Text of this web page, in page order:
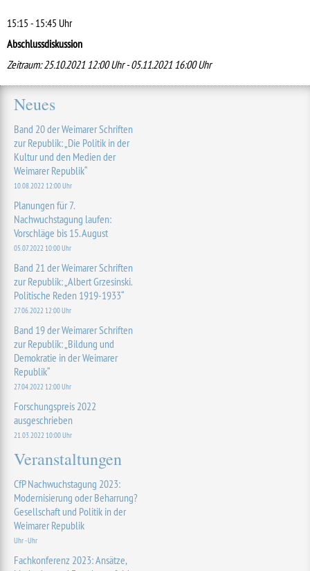
15:15 - 15:45 Uhr
Abschlussdiskussion
Zeitraum: 25.10.2021 12:00 Uhr - 05.11.2021 16:00 Uhr
Neues
Band 20 der Weimarer Schriften
zur Republik: „Die Politik in der
Kultur und den Medien der
Weimarer Republik“
10.08.2022 12:00 Uhr
Planungen für 7.
Nachwuchstagung laufen:
Vorschläge bis 15. August
05.07.2022 10:00 Uhr
Band 21 der Weimarer Schriften
zur Republik: „Albert Grzesinski.
Politische Reden 1919-1933“
27.06.2022 12:00 Uhr
Band 19 der Weimarer Schriften
zur Republik: „Bildung und
Demokratie in der Weimarer
Republik“
27.04.2022 12:00 Uhr
Forschungspreis 2022
ausgeschrieben
21.03.2022 10:00 Uhr
Veranstaltungen
CfP Nachwuchstagung 2023:
Modernisierung oder Beharrung?
Gesellschaft und Politik in der
Weimarer Republik
Uhr - Uhr
Fachkonferenz 2023: Ansätze,